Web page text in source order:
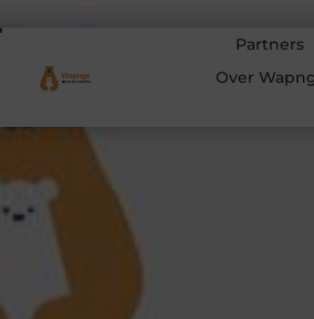
Partners
Over